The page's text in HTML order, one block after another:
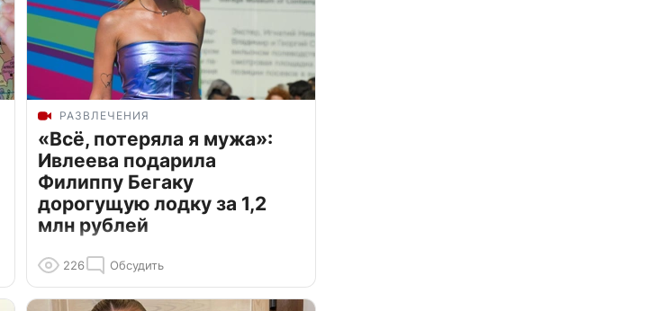
РАЗВЛЕЧЕНИЯ
«Всё, потеряла я мужа»:
Ивлеева подарила
Филиппу Бегаку
дорогущую лодку за 1,2
млн рублей
226 Обсудить